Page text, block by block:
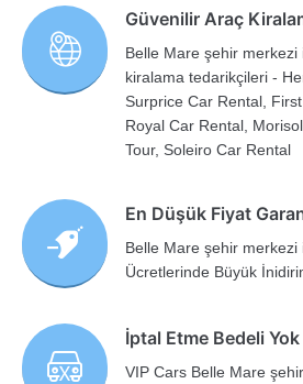
Güvenilir Araç
Belle Mare şehir merkezi
kiralama tedarikçileri -
Surprice Car Rental,
Royal Car Rental,
Tour, Soleiro Car Rental
En Düşük Fiyat
Belle Mare şehir merkezi
Ücretlerinde Büyük
İptal Etme Bedeli Yok
VIP Cars Belle Mare